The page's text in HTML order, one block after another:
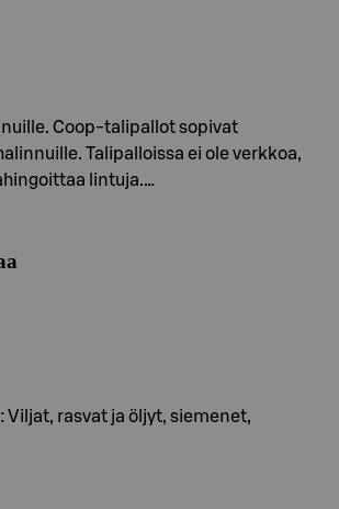
Coop-talipallot sopivat
Talipalloissa ei ole verkkoa,
lintuja.…
Viljat, rasvat ja öljyt, siemenet,